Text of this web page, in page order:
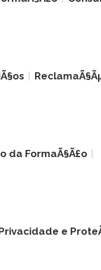
da FormaÃ§Ã£o
e